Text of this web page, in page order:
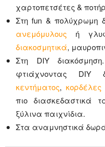
χαρτοπετσέτες &
Στη fun & πολύχρωμη
ανεμόμυλους ή
διακοσμητικά,
Στη DIY
φτιάχνοντας DIY
κεντήματος, κορδέλες
πιο διασκεδαστικά
ξύλινα παιχνίδια.
Στα αναμνηστικά